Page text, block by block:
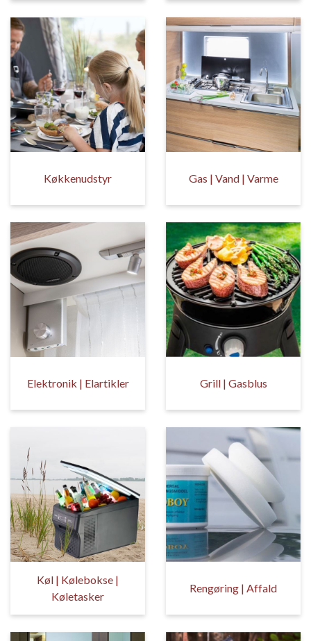
Køkkenudstyr Gas | Vand | Varme
Elektronik | Elartikler Grill | Gasblus
Køl | Kølebokse |
Køletasker
Rengøring | Affald